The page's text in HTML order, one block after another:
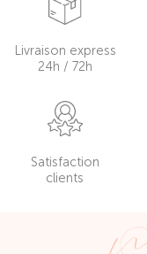
Livraison express
24h / 72h
Satisfaction
clients